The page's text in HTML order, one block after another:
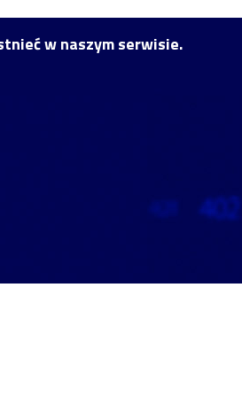
w naszym serwisie.